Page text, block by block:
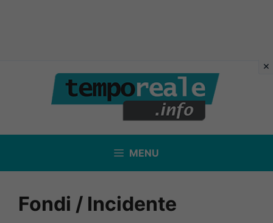
contenuto
MENU
Fondi / Incidente